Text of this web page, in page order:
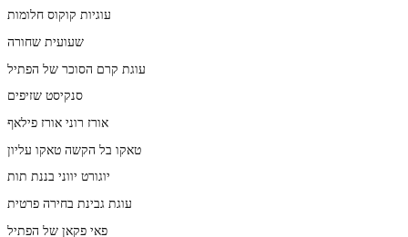
עוגיות קוקוס חלומות
שעועית שחורה
עוגת קרם הסוכר של הפתיל
סנקיסט שזיפים
אורז רוני אורז פילאף
טאקו בל הקשה טאקו עליון
יוגורט יווני בננת תות
עוגת גבינת בחירה פרטית
פאי פקאן של הפתיל